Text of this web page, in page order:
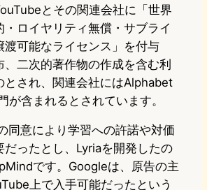
とその関連会社に「世界
・ロイヤリティ無償・サブライ
渡可能なライセンス」を付与
、二次的著作物の作成を含む利
とされ、関連会社にはAlphabet
が含まれるとされています。
同意により学習への許諾や対価
だったとし、Lyriaを開発したの
です。Googleは、原告の主
上で入手可能だったという